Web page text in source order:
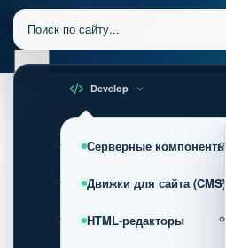
Develop
Серверные компоненты
Движки для сайта (CMS)
HTML-редакторы